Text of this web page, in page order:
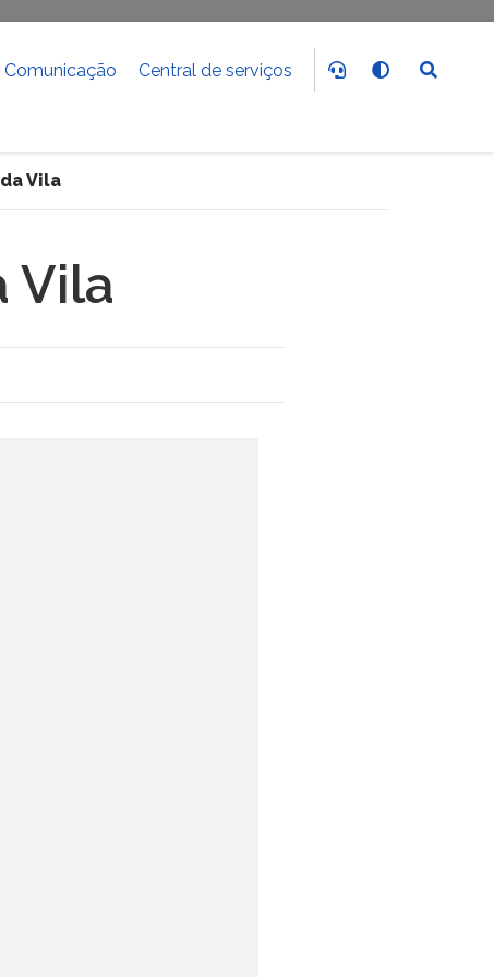
Comunicação Central de serviços
Vila
Vila